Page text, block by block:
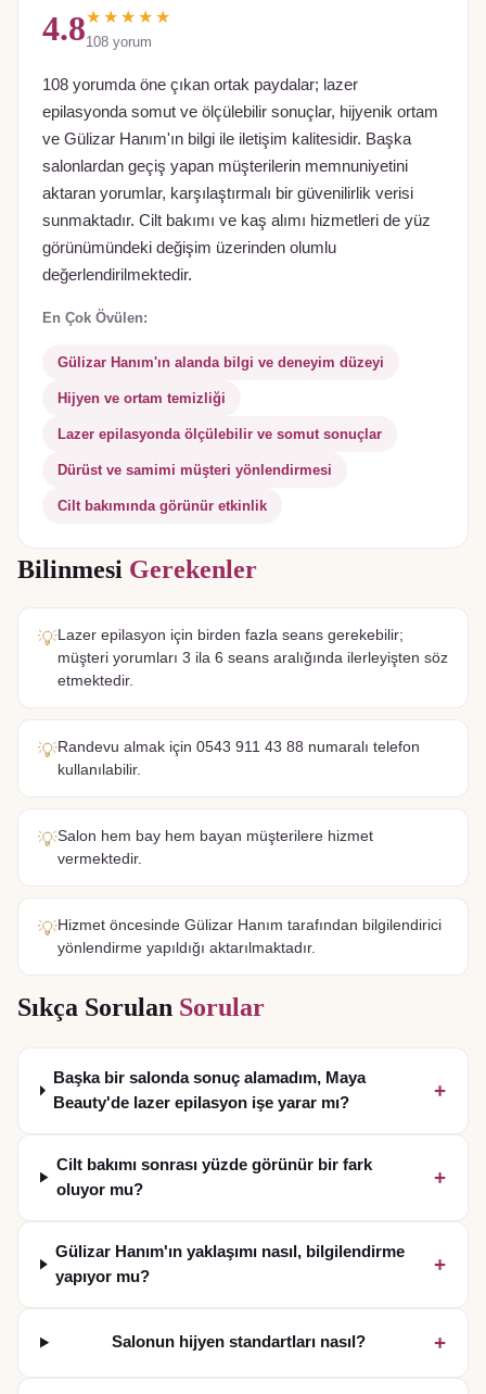
4.8★★★★★
108 yorum
108 yorumda öne çıkan ortak paydalar; lazer
epilasyonda somut ve ölçülebilir sonuçlar, hijyenik ortam
ve Gülizar Hanım'ın bilgi ile iletişim kalitesidir. Başka
salonlardan geçiş yapan müşterilerin memnuniyetini
aktaran yorumlar, karşılaştırmalı bir güvenilirlik verisi
sunmaktadır. Cilt bakımı ve kaş alımı hizmetleri de yüz
görünümündeki değişim üzerinden olumlu
değerlendirilmektedir.
En Çok Övülen:
Gülizar Hanım'ın alanda bilgi ve deneyim düzeyi
Hijyen ve ortam temizliği
Lazer epilasyonda ölçülebilir ve somut sonuçlar
Dürüst ve samimi müşteri yönlendirmesi
Cilt bakımında görünür etkinlik
Bilinmesi Gerekenler
💡Lazer epilasyon için birden fazla seans gerekebilir;
müşteri yorumları 3 ila 6 seans aralığında ilerleyişten söz
etmektedir.
💡Randevu almak için 0543 911 43 88 numaralı telefon
kullanılabilir.
💡Salon hem bay hem bayan müşterilere hizmet
vermektedir.
💡Hizmet öncesinde Gülizar Hanım tarafından bilgilendirici
yönlendirme yapıldığı aktarılmaktadır.
Sıkça Sorulan Sorular
Başka bir salonda sonuç alamadım, Maya
Beauty'de lazer epilasyon işe yarar mı?
+
Cilt bakımı sonrası yüzde görünür bir fark
oluyor mu?
+
Gülizar Hanım'ın yaklaşımı nasıl, bilgilendirme
yapıyor mu?
+
Salonun hijyen standartları nasıl? +